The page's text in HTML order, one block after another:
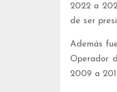
2022 a
de ser
Además
Operador
2009 a